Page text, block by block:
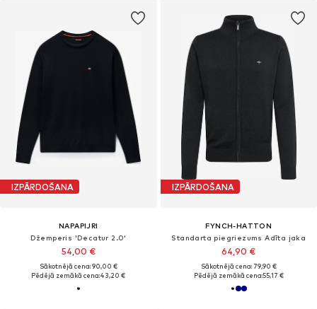
IZPĀRDOŠANA
NAPAPIJRI
Džemperis 'Decatur 2.0'
54,00 €
Sākotnējā cena: 90,00 €
Pēdējā zemākā cena:43,20 €
IZPĀRDOŠANA
FYNCH-HATTON
Standarta piegriezums Adīta jaka
64,90 €
Sākotnējā cena: 79,90 €
Pēdējā zemākā cena:55,17 €